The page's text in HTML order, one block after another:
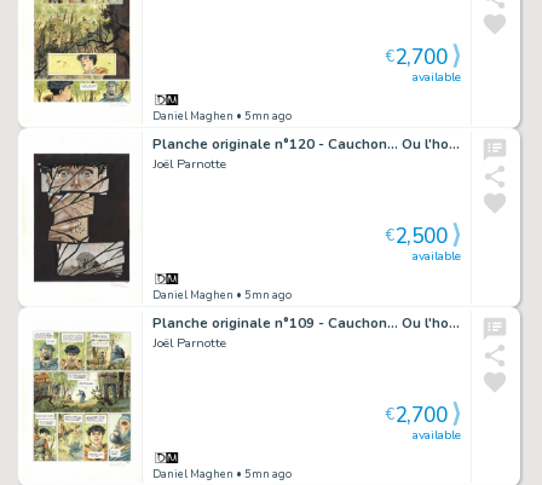
Daniel Maghen • 5mn ago
available
€2,700
Planche originale n°120 - Cauchon... Ou l'homme qui tua Jeanne d'Arc
Joël Parnotte
Daniel Maghen • 5mn ago
available
€2,500
Planche originale n°109 - Cauchon... Ou l'homme qui tua Jeanne d'Arc
Joël Parnotte
Daniel Maghen • 5mn ago
available
€2,700